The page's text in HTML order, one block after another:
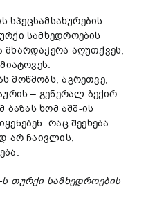
სპეცსამსახურების
სამხედროების
აღუთქვეს,
მოწმობს, აგრეთვე,
– გენერალ ბექირ
ბაზას ხომ აშშ-ის
რაც შეეხება
არ ჩაივლის,
თურქი სამხედროების